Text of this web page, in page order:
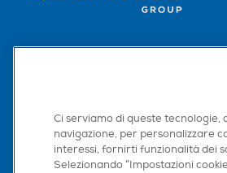
Ci serviamo di queste
navigazione, per personalizzare
interessi, fornirti funzionalità dei
Selezionando “Impostazioni